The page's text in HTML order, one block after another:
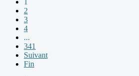
2
3
4
...
341
Suivant
Fin